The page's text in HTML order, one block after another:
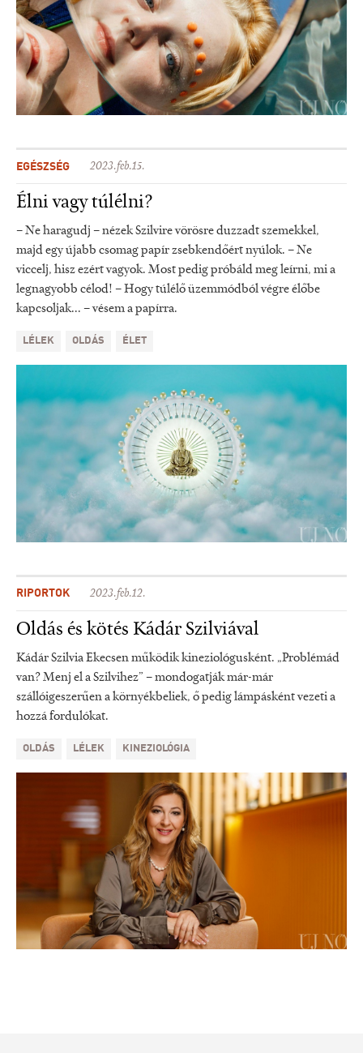
EGÉSZSÉG 2023.feb.15.
Élni vagy túlélni?
– Ne haragudj – nézek Szilvire vörösre duzzadt szemekkel,
majd egy újabb csomag papír zsebkendőért nyúlok. – Ne
viccelj, hisz ezért vagyok. Most pedig próbáld meg leírni, mi a
legnagyobb célod! – Hogy túlélő üzemmódból végre élőbe
kapcsoljak... – vésem a papírra.
LÉLEK OLDÁS ÉLET
RIPORTOK 2023.feb.12.
Oldás és kötés Kádár Szilviával
Kádár Szilvia Ekecsen működik kineziológusként. „Problémád
van? Menj el a Szilvihez” – mondogatják már-már
szállóigeszerűen a környékbeliek, ő pedig lámpásként vezeti a
hozzá fordulókat.
OLDÁS LÉLEK KINEZIOLÓGIA